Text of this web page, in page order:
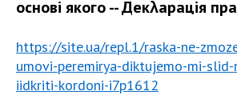
основі якого -- Декλарація
https://site.ua/repl.1/raska-ne-
umovi-peremirya-diktujemo-mi-
iidkriti-kordoni-i7p1612